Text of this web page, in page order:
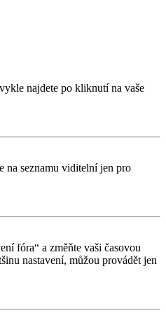
najdete po kliknutí na vaše
na seznamu viditelní jen pro
fóra“ a změňte vaši časovou
nastavení, můžou provádět jen